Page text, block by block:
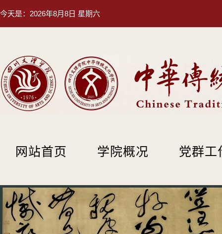
今天是： 2026年8月8日 星期六
网站首页 学院概况 党群工